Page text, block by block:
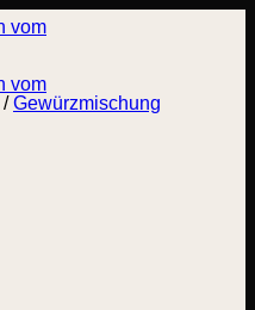
/ Gewürzmischung